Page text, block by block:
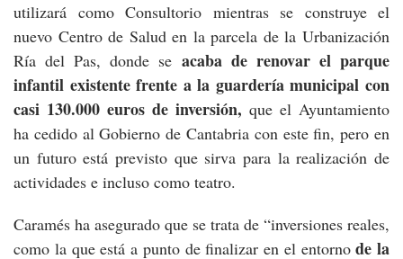
utilizará como Consultorio mientras se construye el
nuevo Centro de Salud en la parcela de la Urbanización
Ría del Pas, donde se acaba de renovar el parque
infantil existente frente a la guardería municipal con
casi 130.000 euros de inversión, que el Ayuntamiento
ha cedido al Gobierno de Cantabria con este fin, pero en
un futuro está previsto que sirva para la realización de
actividades e incluso como teatro.
Caramés ha asegurado que se trata de “inversiones reales,
como la que está a punto de finalizar en el entornode la